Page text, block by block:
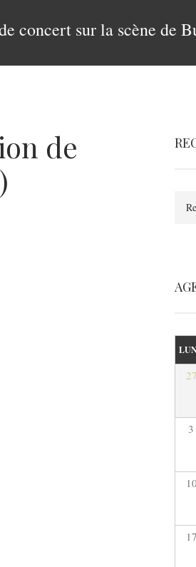
concert sur la scène de
de
27
3
10
17